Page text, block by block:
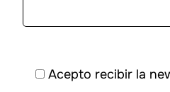
Acepto recibir la